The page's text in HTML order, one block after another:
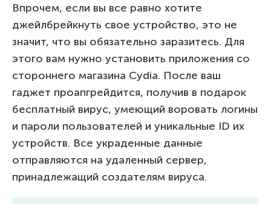
Впрочем, если вы все равно хотите
джейлбрейкнуть свое устройство, это не
значит, что вы обязательно заразитесь. Для
этого вам нужно установить приложения со
стороннего магазина Cydia. После ваш
гаджет проапгрейдится, получив в подарок
бесплатный вирус, умеющий воровать логины
и пароли пользователей и уникальные ID их
устройств. Все украденные данные
отправляются на удаленный сервер,
принадлежащий создателям вируса.